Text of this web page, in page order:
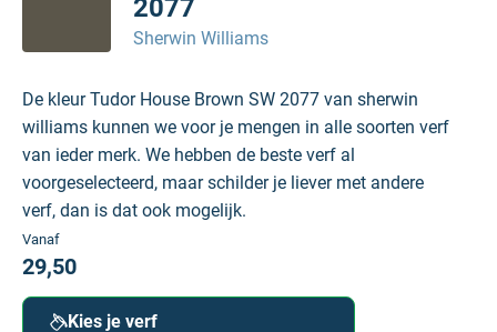
2077
Sherwin Williams
De kleur Tudor House Brown SW 2077 van sherwin
williams kunnen we voor je mengen in alle soorten verf
van ieder merk. We hebben de beste verf al
voorgeselecteerd, maar schilder je liever met andere
verf, dan is dat ook mogelijk.
Vanaf
29,50
Kies je verf